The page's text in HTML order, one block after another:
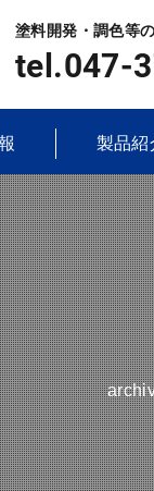
塗料開発・調色等
tel.047-
製品紹